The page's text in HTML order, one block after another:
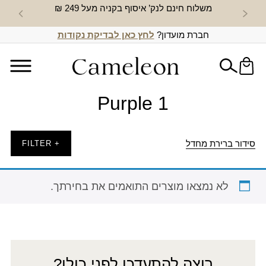
משלוח חינם לנק’ איסוף בקניה מעל 249 ₪ חדש
חברת מועדון? לחץ כאן לבדיקת נקודות
Purple 1
סידור ברירת מחדל + FILTER
לא נמצאו מוצרים התואמים את בחירתך.